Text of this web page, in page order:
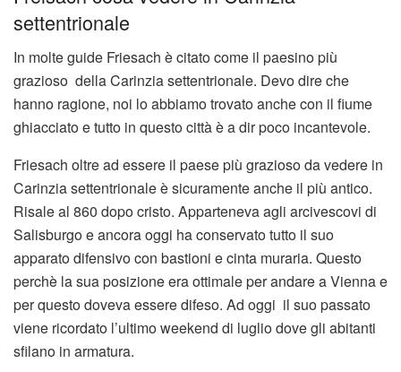
settentrionale
In molte guide Friesach è citato come il paesino più
grazioso della Carinzia settentrionale. Devo dire che
hanno ragione, noi lo abbiamo trovato anche con il fiume
ghiacciato e tutto in questo città è a dir poco incantevole.
Friesach oltre ad essere il paese più grazioso da vedere in
Carinzia settentrionale è sicuramente anche il più antico.
Risale al 860 dopo cristo. Apparteneva agli arcivescovi di
Salisburgo e ancora oggi ha conservato tutto il suo
apparato difensivo con bastioni e cinta muraria. Questo
perchè la sua posizione era ottimale per andare a Vienna e
per questo doveva essere difeso. Ad oggi il suo passato
viene ricordato l’ultimo weekend di luglio dove gli abitanti
sfilano in armatura.